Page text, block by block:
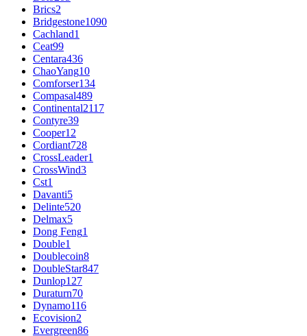
Brics2
Bridgestone1090
Cachland1
Ceat99
Centara436
ChaoYang10
Comforser134
Compasal489
Continental2117
Contyre39
Cooper12
Cordiant728
CrossLeader1
CrossWind3
Cst1
Davanti5
Delinte520
Delmax5
Dong Feng1
Double1
Doublecoin8
DoubleStar847
Dunlop127
Duraturn70
Dynamo116
Ecovision2
Evergreen86